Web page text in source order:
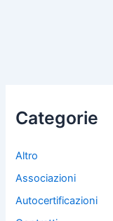
Categorie
Altro
Associazioni
Autocertificazioni